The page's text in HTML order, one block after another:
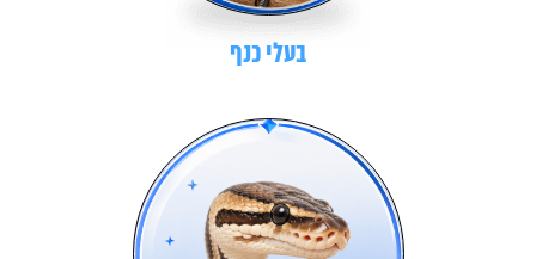
בעלי כנף